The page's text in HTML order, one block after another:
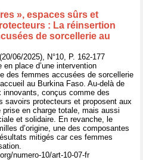
», espaces sûrs et
: La réinsertion
de sorcellerie au
06/2025), N°10, P. 162-177
en place d’une intervention
des femmes accusées de sorcellerie
au Burkina Faso. Au-delà de
innovants, conçus comme des
savoirs protecteurs et proposent aux
en charge totale, mais aussi
et solidaire. En revanche, le
d’origine, une des composantes
mitigés car ces femmes
numero-10/art-10-07-fr